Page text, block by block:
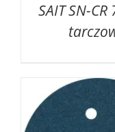
SAIT SN-